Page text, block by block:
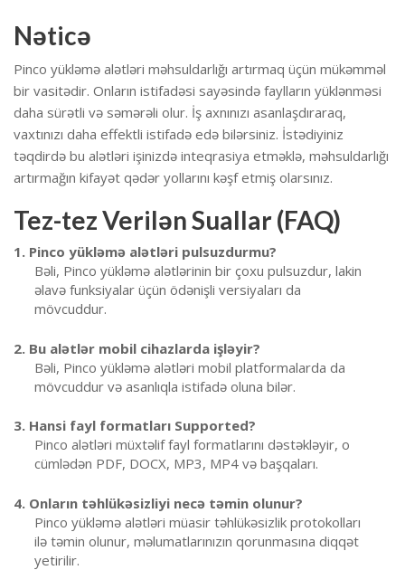
Nəticə
Pinco yükləmə alətləri məhsuldarlığı artırmaq üçün mükəmməl
bir vasitədir. Onların istifadəsi sayəsində faylların yüklənməsi
daha sürətli və səmərəli olur. İş axnınızı asanlaşdıraraq,
vaxtınızı daha effektli istifadə edə bilərsiniz. İstədiyiniz
təqdirdə bu alətləri işinizdə inteqrasiya etməklə, məhsuldarlığı
artırmağın kifayət qədər yollarını kəşf etmiş olarsınız.
Tez-tez Verilən Suallar (FAQ)
1. Pinco yükləmə alətləri pulsuzdurmu?
Bəli, Pinco yükləmə alətlərinin bir çoxu pulsuzdur, lakin
əlavə funksiyalar üçün ödənişli versiyaları da
mövcuddur.
2. Bu alətlər mobil cihazlarda işləyir?
Bəli, Pinco yükləmə alətləri mobil platformalarda da
mövcuddur və asanlıqla istifadə oluna bilər.
3. Hansi fayl formatları Supported?
Pinco alətləri müxtəlif fayl formatlarını dəstəkləyir, o
cümlədən PDF, DOCX, MP3, MP4 və başqaları.
4. Onların təhlükəsizliyi necə təmin olunur?
Pinco yükləmə alətləri müasir təhlükəsizlik protokolları
ilə təmin olunur, məlumatlarınızın qorunmasına diqqət
yetirilir.